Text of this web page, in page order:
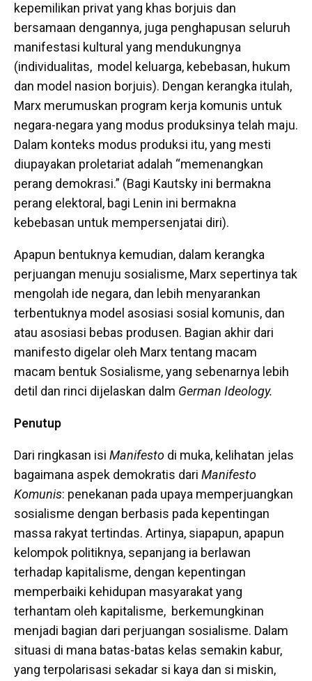
kepemilikan privat yang khas borjuis dan
bersamaan dengannya, juga penghapusan seluruh
manifestasi kultural yang mendukungnya
(individualitas, model keluarga, kebebasan, hukum
dan model nasion borjuis). Dengan kerangka itulah,
Marx merumuskan program kerja komunis untuk
negara-negara yang modus produksinya telah maju.
Dalam konteks modus produksi itu, yang mesti
diupayakan proletariat adalah “memenangkan
perang demokrasi.” (Bagi Kautsky ini bermakna
perang elektoral, bagi Lenin ini bermakna
kebebasan untuk mempersenjatai diri).
Apapun bentuknya kemudian, dalam kerangka
perjuangan menuju sosialisme, Marx sepertinya tak
mengolah ide negara, dan lebih menyarankan
terbentuknya model asosiasi sosial komunis, dan
atau asosiasi bebas produsen. Bagian akhir dari
manifesto digelar oleh Marx tentang macam
macam bentuk Sosialisme, yang sebenarnya lebih
detil dan rinci dijelaskan dalm German Ideology.
Penutup
Dari ringkasan isi Manifesto di muka, kelihatan jelas
bagaimana aspek demokratis dari Manifesto
Komunis: penekanan pada upaya memperjuangkan
sosialisme dengan berbasis pada kepentingan
massa rakyat tertindas. Artinya, siapapun, apapun
kelompok politiknya, sepanjang ia berlawan
terhadap kapitalisme, dengan kepentingan
memperbaiki kehidupan masyarakat yang
terhantam oleh kapitalisme, berkemungkinan
menjadi bagian dari perjuangan sosialisme. Dalam
situasi di mana batas-batas kelas semakin kabur,
yang terpolarisasi sekadar si kaya dan si miskin,